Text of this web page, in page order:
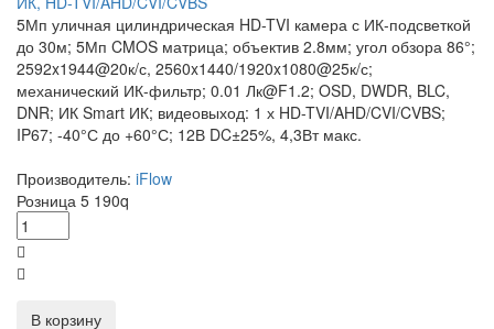
5Мп уличная цилиндрическая HD-TVI камера с ИК-подсветкой
до 30м; 5Мп CMOS матрица; объектив 2.8мм; угол обзора 86°;
2592x1944@20к/с, 2560x1440/1920x1080@25к/с;
механический ИК-фильтр; 0.01 Лк@F1.2; OSD, DWDR, BLC,
DNR; ИК Smart ИК; видеовыход: 1 х HD-TVI/AHD/CVI/CVBS;
IP67; -40°С до +60°С; 12В DC±25%, 4,3Вт макс.
Производитель: iFlow
Розница 5 190q
В корзину